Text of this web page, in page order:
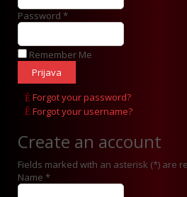
Password *
Remember Me
Forgot your password?
Forgot your username?
Create an account
Fields marked with an asterisk (*) are
Name *